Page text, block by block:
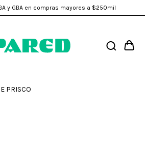
y GBA en compras mayores a $250mil
PRISCO